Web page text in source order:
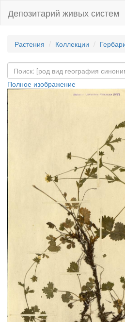
Депозитарий живых систем
Растения Коллекции
Полное изображение